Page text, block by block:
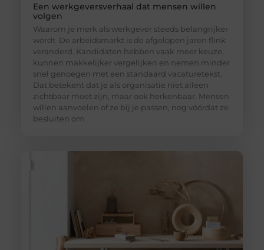
Een werkgeversverhaal dat mensen willen
volgen
Waarom je merk als werkgever steeds belangrijker
wordt De arbeidsmarkt is de afgelopen jaren flink
veranderd. Kandidaten hebben vaak meer keuze,
kunnen makkelijker vergelijken en nemen minder
snel genoegen met een standaard vacaturetekst.
Dat betekent dat je als organisatie niet alleen
zichtbaar moet zijn, maar ook herkenbaar. Mensen
willen aanvoelen of ze bij je passen, nog vóórdat ze
besluiten om